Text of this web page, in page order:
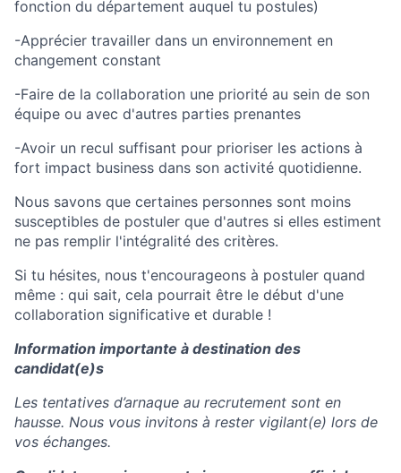
fonction du département auquel tu postules)
-Apprécier travailler dans un environnement en
changement constant
-Faire de la collaboration une priorité au sein de son
équipe ou avec d'autres parties prenantes
-Avoir un recul suffisant pour prioriser les actions à
fort impact business dans son activité quotidienne.
Nous savons que certaines personnes sont moins
susceptibles de postuler que d'autres si elles estiment
ne pas remplir l'intégralité des critères.
Si tu hésites, nous t'encourageons à postuler quand
même : qui sait, cela pourrait être le début d'une
collaboration significative et durable !
Information importante à destination des
candidat(e)s
Les tentatives d’arnaque au recrutement sont en
hausse. Nous vous invitons à rester vigilant(e) lors de
vos échanges.